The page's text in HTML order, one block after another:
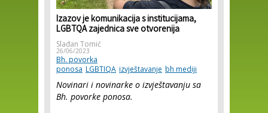
Izazov je komunikacija s institucijama,
LGBTQA zajednica sve otvorenija
Slađan Tomić
26/06/2023
Bh. povorka
ponosa LGBTIQA izvještavanje bh mediji
Novinari i novinarke o izvještavanju sa
Bh. povorke ponosa.